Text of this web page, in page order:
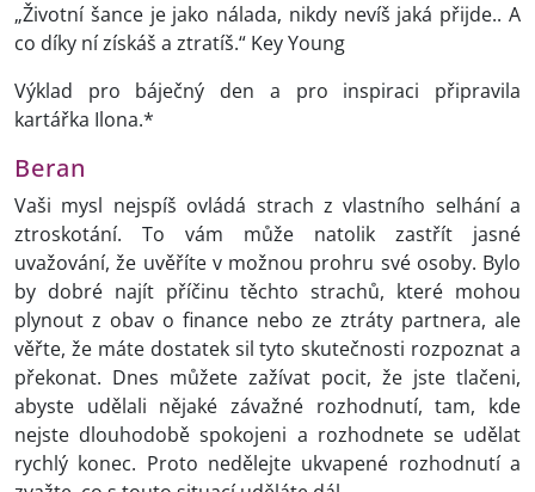
„Životní šance je jako nálada, nikdy nevíš jaká přijde.. A
co díky ní získáš a ztratíš.“ Key Young
Výklad pro báječný den a pro inspiraci připravila
kartářka Ilona.*
Beran
Vaši mysl nejspíš ovládá strach z vlastního selhání a
ztroskotání. To vám může natolik zastřít jasné
uvažování, že uvěříte v možnou prohru své osoby. Bylo
by dobré najít příčinu těchto strachů, které mohou
plynout z obav o finance nebo ze ztráty partnera, ale
věřte, že máte dostatek sil tyto skutečnosti rozpoznat a
překonat. Dnes můžete zažívat pocit, že jste tlačeni,
abyste udělali nějaké závažné rozhodnutí, tam, kde
nejste dlouhodobě spokojeni a rozhodnete se udělat
rychlý konec. Proto nedělejte ukvapené rozhodnutí a